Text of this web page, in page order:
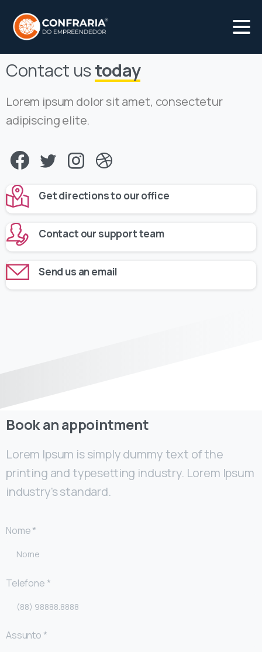
Contact ustoday
Lorem ipsum dolor sit amet, consectetur
adipiscing elite.
Get directions to our office
Contact our support team
Send us an email
Book an appointment
Lorem Ipsum is simply dummy text of the
printing and typesetting industry. Lorem Ipsum
industry's standard.
Nome *
Telefone *
Assunto *